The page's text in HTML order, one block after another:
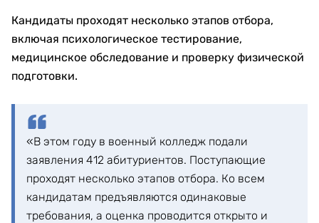
Кандидаты проходят несколько этапов отбора,
включая психологическое тестирование,
медицинское обследование и проверку физической
подготовки.
«В этом году в военный колледж подали
заявления 412 абитуриентов. Поступающие
проходят несколько этапов отбора. Ко всем
кандидатам предъявляются одинаковые
требования, а оценка проводится открыто и